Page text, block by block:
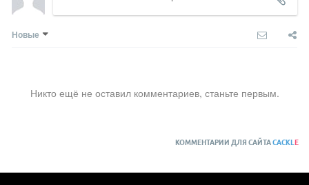
Новые
Никто ещё не оставил комментариев, станьте первым.
КОММЕНТАРИИ ДЛЯ САЙТАCACKL E